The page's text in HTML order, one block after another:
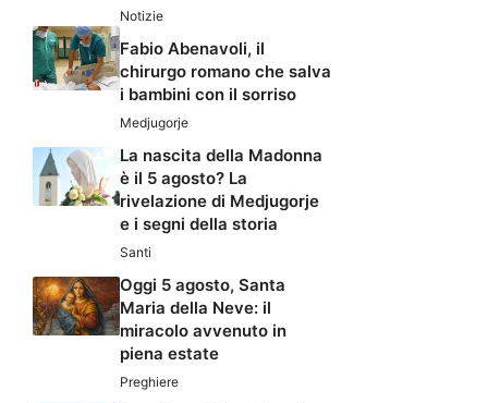
Notizie
Fabio Abenavoli, il
chirurgo romano che salva
i bambini con il sorriso
Medjugorje
La nascita della Madonna
è il 5 agosto? La
rivelazione di Medjugorje
e i segni della storia
Santi
Oggi 5 agosto, Santa
Maria della Neve: il
miracolo avvenuto in
piena estate
Preghiere